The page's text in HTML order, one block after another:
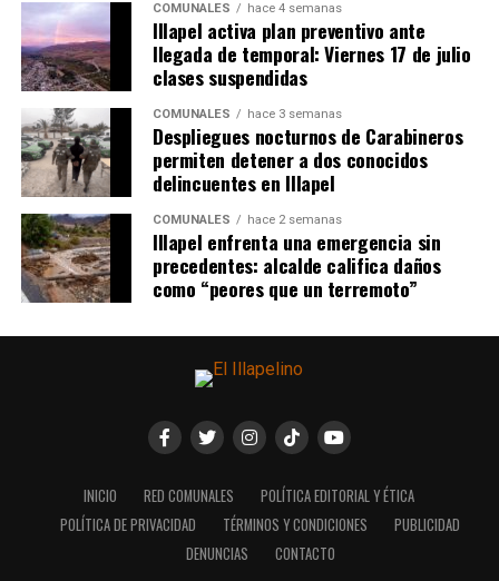
COMUNALES hace 4 semanas
Illapel activa plan preventivo ante
llegada de temporal: Viernes 17 de julio
clases suspendidas
COMUNALES hace 3 semanas
Despliegues nocturnos de Carabineros
permiten detener a dos conocidos
delincuentes en Illapel
COMUNALES hace 2 semanas
Illapel enfrenta una emergencia sin
precedentes: alcalde califica daños
como “peores que un terremoto”
INICIO RED COMUNALES
POLÍTICA EDITORIAL Y ÉTICA
POLÍTICA DE PRIVACIDAD
TÉRMINOS Y CONDICIONES
PUBLICIDAD
DENUNCIAS
CONTACTO